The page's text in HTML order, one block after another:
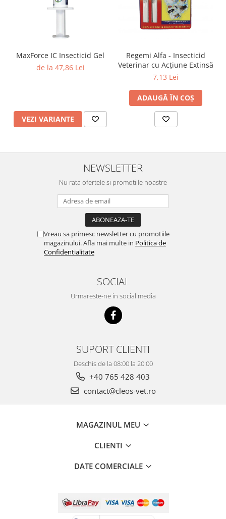
MaxForce IC Insecticid Gel
de la 47,86 Lei
VEZI VARIANTE
Regemi Alfa - Insecticid
Veterinar cu Acțiune Extinsă
7,13 Lei
ADAUGĂ ÎN COȘ
NEWSLETTER
Nu rata ofertele si promotiile noastre
Vreau sa primesc newsletter cu promotiile
magazinului. Afla mai multe in Politica de
Confidentialitate
SOCIAL
Urmareste-ne in social media
SUPORT CLIENTI
Deschis de la 08:00 la 20:00
+40 765 428 403
contact@cleos-vet.ro
MAGAZINUL MEU
CLIENTI
DATE COMERCIALE